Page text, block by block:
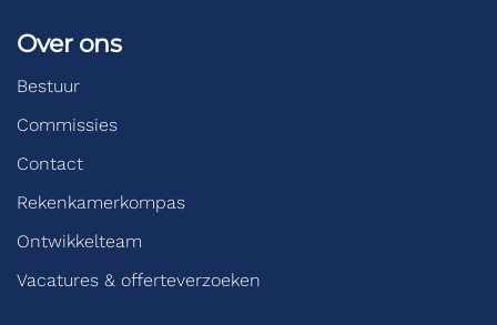
Over ons
Bestuur
Commissies
Contact
Rekenkamerkompas
Ontwikkelteam
Vacatures & offerteverzoeken